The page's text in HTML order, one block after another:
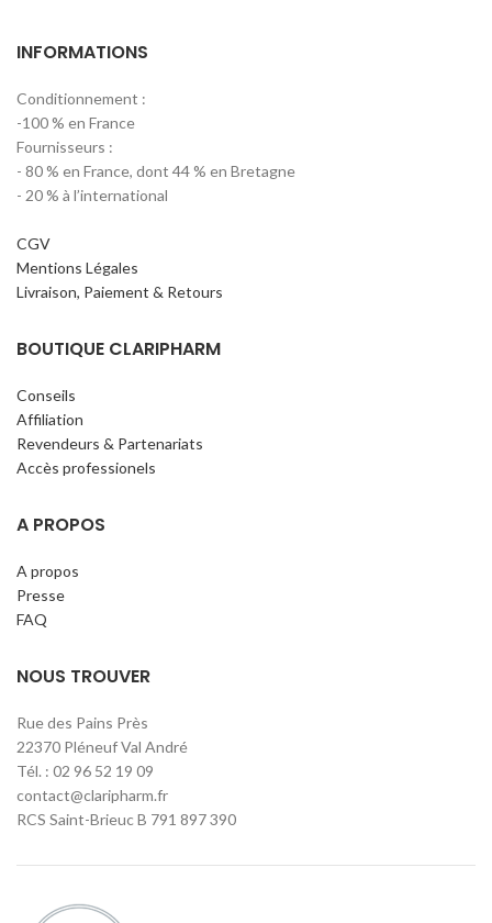
INFORMATIONS
Conditionnement :
-100 % en France
Fournisseurs :
- 80 % en France, dont 44 % en Bretagne
- 20 % à l’international
CGV
Mentions Légales
Livraison, Paiement & Retours
BOUTIQUE CLARIPHARM
Conseils
Affiliation
Revendeurs & Partenariats
Accès professionels
A PROPOS
A propos
Presse
FAQ
NOUS TROUVER
Rue des Pains Près
22370 Pléneuf Val André
Tél. : 02 96 52 19 09
contact@claripharm.fr
RCS Saint-Brieuc B 791 897 390